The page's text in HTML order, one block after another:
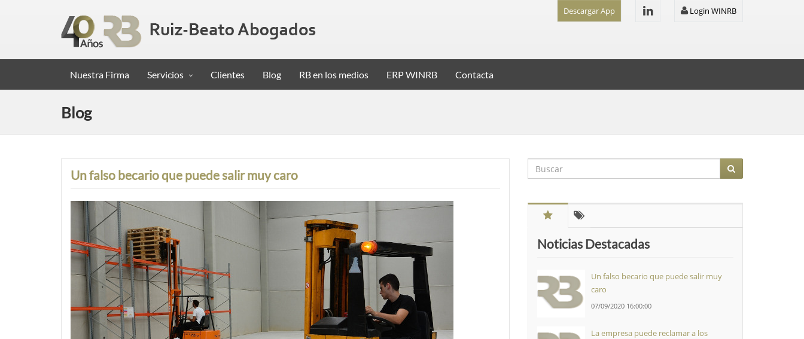
Descargar App Login WINRB
Nuestra Firma Servicios Clientes Blog RB en los medios ERP WINRB Contacta
Blog
Un falso becario que puede salir muy caro
Noticias Destacadas
Un falso becario que puede salir muy
caro
07/09/2020 16:00:00
La empresa puede reclamar a los